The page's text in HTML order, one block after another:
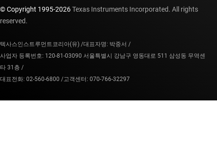
© Copyright 1995-2026Texas Instruments Incorporated. All rights
reserved.
텍사스인스트루먼트코리아(유) /대표자명: 박중서 /
사업자 등록번호: 120-81-03090 서울특별시 강남구 영동대로 511 삼성동 무역센
타 31층 /
대표전화: 02-560-6800 /고객센터: 070-766-32297